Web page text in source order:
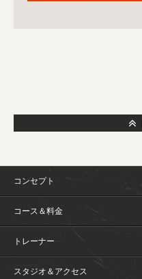
コンセプト
コース＆料金
トレーナー
スタジオ＆アクセス